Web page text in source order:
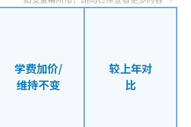
学费加价/
维持不变
较上年对
比